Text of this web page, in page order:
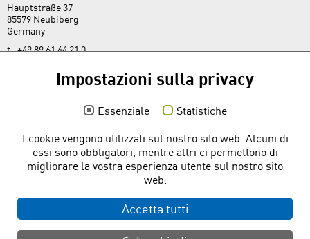
Hauptstraße 37
85579 Neubiberg
Germany
t. +49 89 61 44 21 0
dietrichs.com
Link rapidi
Download gratuito
Il tuo contatto con noi
Impostazioni sulla privacy
Essenziale
Statistiche
I cookie vengono utilizzati sul nostro sito web. Alcuni di
essi sono obbligatori, mentre altri ci permettono di
migliorare la vostra esperienza utente sul nostro sito
web.
Accetta tutti